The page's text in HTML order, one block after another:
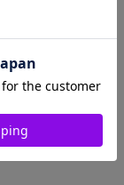
ります）
ムも）を明記し
書き添えくださ
組係」とお書き